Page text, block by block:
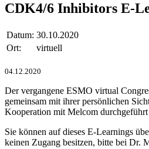
CDK4/6 Inhibitors E-
Datum: 30.10.2020
Ort:
virtuell
04.12.2020
Der vergangene ESMO virtual
gemeinsam mit ihrer persönlichen
Kooperation mit Melcom
Sie können auf dieses E-Learnings
keinen Zugang besitzen, bitte bei Dr.